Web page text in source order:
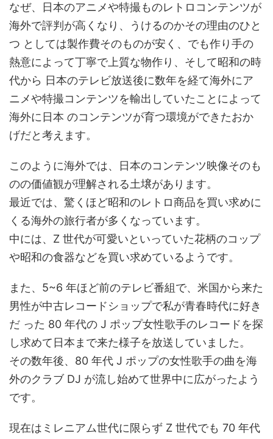
なぜ、日本のアニメや特撮ものレトロコンテンツが
海外で評判が高くなり、うけるのかその理由のひと
つ としては製作費そのものが安く、でも作り手の
熱意によって丁寧で上質な物作り、そして昭和の時
代から 日本のテレビ放送後に数年を経て海外にア
ニメや特撮コンテンツを輸出していたことによって
海外に日本 のコンテンツが育つ環境ができたおか
げだと考えます。
このように海外では、日本のコンテンツ映像そのも
のの価値観が理解される土壌があります。
最近では、驚くほど昭和のレトロ商品を買い求めに
くる海外の旅行者が多くなっています。
中には、Z 世代が可愛いといっていた花柄のコップ
や昭和の食器などを買い求めているようです。
また、5~6 年ほど前のテレビ番組で、米国から来た
男性が中古レコードショップで私が青春時代に好き
だ った 80 年代の J ポップ女性歌手のレコードを探
し求めて日本まで来た様子を放送していました。
その数年後、80 年代 J ポップの女性歌手の曲を海
外のクラブ DJ が流し始めて世界中に広がったよう
です。
現在はミレニアム世代に限らず Z 世代でも 70 年代